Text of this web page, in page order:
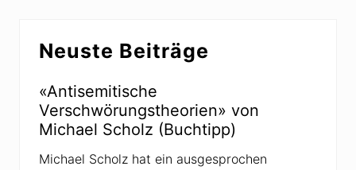
Neuste Beiträge
«Antisemitische
Verschwörungstheorien» von
Michael Scholz (Buchtipp)
Michael Scholz hat ein ausgesprochen